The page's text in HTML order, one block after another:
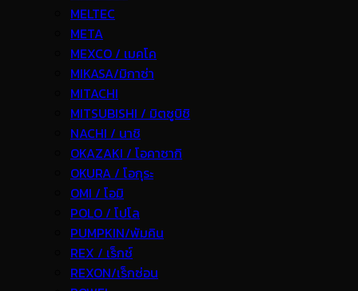
MELTEC
META
MEXCO / เมคโค
MIKASA/มิกาซ่า
MITACHI
MITSUBISHI / มิตซูบิชิ
NACHI / นาชิ
OKAZAKI / โอคาซากิ
OKURA / โอกุระ
OMI / โอมิ
POLO / โปโล
PUMPKIN/พัมคิน
REX / เร็กช์
REXON/เร็กซ่อน